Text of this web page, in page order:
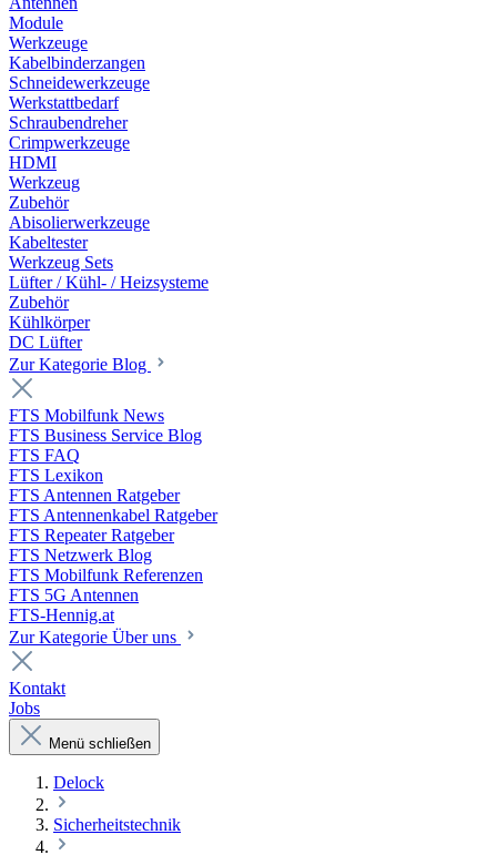
Module
Werkzeuge
Kabelbinderzangen
Schneidewerkzeuge
Werkstattbedarf
Schraubendreher
Crimpwerkzeuge
HDMI
Werkzeug
Zubehör
Abisolierwerkzeuge
Kabeltester
Werkzeug Sets
Lüfter / Kühl- / Heizsysteme
Zubehör
Kühlkörper
DC Lüfter
Zur Kategorie Blog
FTS Mobilfunk News
FTS Business Service Blog
FTS FAQ
FTS Lexikon
FTS Antennen Ratgeber
FTS Antennenkabel Ratgeber
FTS Repeater Ratgeber
FTS Netzwerk Blog
FTS Mobilfunk Referenzen
FTS 5G Antennen
FTS-Hennig.at
Zur Kategorie Über uns
Kontakt
Jobs
Menü schließen
Delock
Sicherheitstechnik